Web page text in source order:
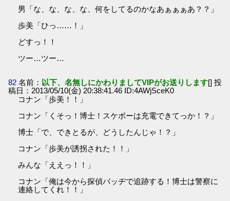
男「な、な、な、な、何をしてるのかなあぁぁぁあ？？」
歩美「ひっ……！」
どすっ！！
ツー…ツー…
82 名前： 以下、名無しにかわりましてVIPがお送りします[] 投
稿日：2013/05/10(金) 20:38:41.46 ID:4AWjSceK0
コナン「歩美！！」
コナン「くそっ！博士！スケボーは充電できてっか！？」
博士「で、できとるが、どうしたんじゃ！？」
コナン「歩美が誘拐された！！」
みんな「ええっ！！」
コナン「俺は今から探偵バッヂで追跡する！博士は警察に
連絡してくれ！！」